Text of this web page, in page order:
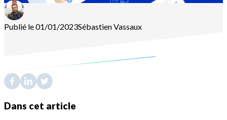
Publié le 01/01/2023SébastienVassaux
Dans cet article